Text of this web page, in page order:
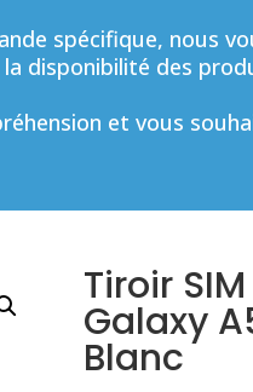
spécifique, nous
disponibilité des
et vous
Tiroir
Galaxy
Blanc